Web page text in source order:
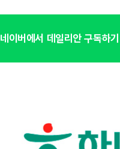
네이버에서 데일리안 구독하기